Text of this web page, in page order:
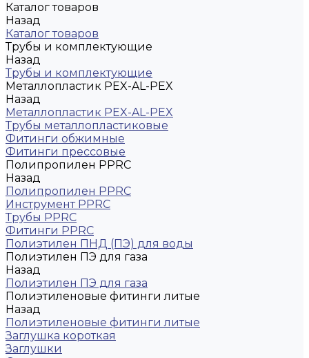
Каталог товаров
Назад
Каталог товаров
Трубы и комплектующие
Назад
Трубы и комплектующие
Металлопластик PEX-AL-PEX
Назад
Металлопластик PEX-AL-PEX
Трубы металлопластиковые
Фитинги обжимные
Фитинги прессовые
Полипропилен PPRC
Назад
Полипропилен PPRC
Инструмент PPRC
Трубы PPRC
Фитинги PPRC
Полиэтилен ПНД (ПЭ) для воды
Полиэтилен ПЭ для газа
Назад
Полиэтилен ПЭ для газа
Полиэтиленовые фитинги литые
Назад
Полиэтиленовые фитинги литые
Заглушка короткая
Заглушки